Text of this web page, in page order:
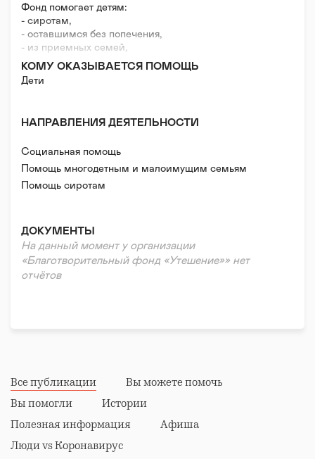
Фонд помогает детям:
- сиротам,
- оставшимся без попечения,
- из приемных семей,
- детям-инвалидам
Наша главная цель - поддержка детей, попавших в
трудную жизненную ситуацию, способствование
жизненного пути и профессии.
КОМУ ОКАЗЫВАЕТСЯ ПОМОЩЬ
Дети
НАПРАВЛЕНИЯ ДЕЯТЕЛЬНОСТИ
Социальная помощь
Помощь многодетным и малоимущим семьям
Помощь сиротам
Нефинансовая/гуманитарная помощь
Волонтерская помощь
Психологическая помощь
ДОКУМЕНТЫ
На данный момент у организации
«Благотворительный фонд «Утешение»» нет
отчётов
Все публикации
Вы можете помочь
Вы помогли
Истории
Полезная информация
Афиша
Люди vs Коронавирус